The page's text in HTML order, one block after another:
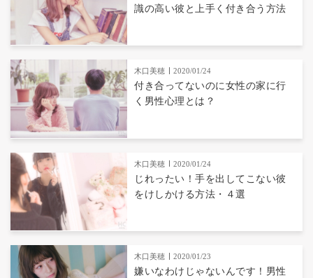
識の高い彼と上手く付き合う方法
木口美穂 2020/01/24
付き合ってないのに女性の家に行
く男性心理とは？
木口美穂 2020/01/24
じれったい！手を出してこない彼
をけしかける方法・４選
木口美穂 2020/01/23
嫌いなわけじゃないんです！男性